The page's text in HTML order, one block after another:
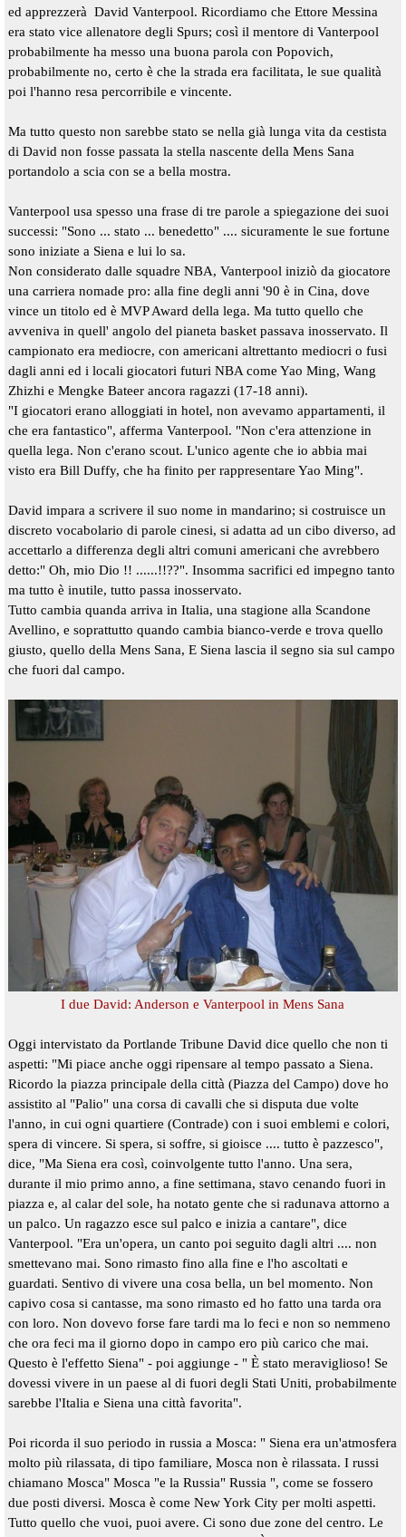
ed apprezzerà David Vanterpool. Ricordiamo che Ettore Messina
era stato vice allenatore degli Spurs; così il mentore di Vanterpool
probabilmente ha messo una buona parola con Popovich,
probabilmente no, certo è che la strada era facilitata, le sue qualità
poi l'hanno resa percorribile e vincente.
Ma tutto questo non sarebbe stato se nella già lunga vita da cestista
di David non fosse passata la stella nascente della Mens Sana
portandolo a scia con se a bella mostra.
Vanterpool usa spesso una frase di tre parole a spiegazione dei suoi
successi: "Sono ... stato ... benedetto" .... sicuramente le sue fortune
sono iniziate a Siena e lui lo sa.
Non considerato dalle squadre NBA, Vanterpool iniziò da giocatore
una carriera nomade pro: alla fine degli anni '90 è in Cina, dove
vince un titolo ed è MVP Award della lega. Ma tutto quello che
avveniva in quell' angolo del pianeta basket passava inosservato. Il
campionato era mediocre, con americani altrettanto mediocri o fusi
dagli anni ed i locali giocatori futuri NBA come Yao Ming, Wang
Zhizhi e Mengke Bateer ancora ragazzi (17-18 anni).
"I giocatori erano alloggiati in hotel, non avevamo appartamenti, il
che era fantastico", afferma Vanterpool. "Non c'era attenzione in
quella lega. Non c'erano scout. L'unico agente che io abbia mai
visto era Bill Duffy, che ha finito per rappresentare Yao Ming".
David impara a scrivere il suo nome in mandarino; si costruisce un
discreto vocabolario di parole cinesi, si adatta ad un cibo diverso, ad
accettarlo a differenza degli altri comuni americani che avrebbero
detto:" Oh, mio Dio !! ......!!??". Insomma sacrifici ed impegno tanto
ma tutto è inutile, tutto passa inosservato.
Tutto cambia quanda arriva in Italia, una stagione alla Scandone
Avellino, e soprattutto quando cambia bianco-verde e trova quello
giusto, quello della Mens Sana, E Siena lascia il segno sia sul campo
che fuori dal campo.
I due David: Anderson e Vanterpool in Mens Sana
Oggi intervistato da Portlande Tribune David dice quello che non ti
aspetti: "Mi piace anche oggi ripensare al tempo passato a Siena.
Ricordo la piazza principale della città (Piazza del Campo) dove ho
assistito al "Palio" una corsa di cavalli che si disputa due volte
l'anno, in cui ogni quartiere (Contrade) con i suoi emblemi e colori,
spera di vincere. Si spera, si soffre, si gioisce .... tutto è pazzesco",
dice, "Ma Siena era così, coinvolgente tutto l'anno. Una sera,
durante il mio primo anno, a fine settimana, stavo cenando fuori in
piazza e, al calar del sole, ha notato gente che si radunava attorno a
un palco. Un ragazzo esce sul palco e inizia a cantare", dice
Vanterpool. "Era un'opera, un canto poi seguito dagli altri .... non
smettevano mai. Sono rimasto fino alla fine e l'ho ascoltati e
guardati. Sentivo di vivere una cosa bella, un bel momento. Non
capivo cosa si cantasse, ma sono rimasto ed ho fatto una tarda ora
con loro. Non dovevo forse fare tardi ma lo feci e non so nemmeno
che ora feci ma il giorno dopo in campo ero più carico che mai.
Questo è l'effetto Siena" - poi aggiunge - " È stato meraviglioso! Se
dovessi vivere in un paese al di fuori degli Stati Uniti, probabilmente
sarebbe l'Italia e Siena una città favorita".
Poi ricorda il suo periodo in russia a Mosca: " Siena era un'atmosfera
molto più rilassata, di tipo familiare, Mosca non è rilassata. I russi
chiamano Mosca" Mosca "e la Russia" Russia ", come se fossero
due posti diversi. Mosca è come New York City per molti aspetti.
Tutto quello che vuoi, puoi avere. Ci sono due zone del centro. Le